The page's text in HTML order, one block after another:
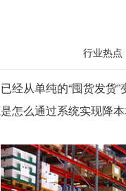
行业热点
经从单纯的“囤货发货
怎么通过系统实现降